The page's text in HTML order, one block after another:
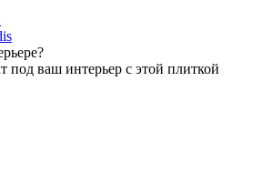
под ваш интерьер с этой плиткой